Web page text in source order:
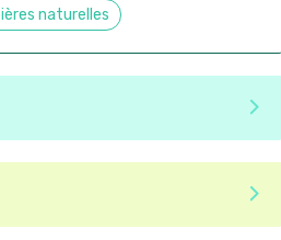
naturelles
de matériaux recyclés ou
obtenir une seconde vie après
n'entre pas dans les critères d'éco-
passer commande en ligne sur